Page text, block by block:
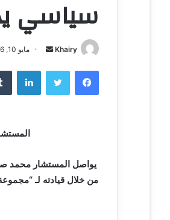
سياسي
Khairy
أ
ل
ا
إ
مايو 10, 2026
فيسبوك تويتر لينكدإن
يواصل المستشار محمد
من خلال قيادته لـ